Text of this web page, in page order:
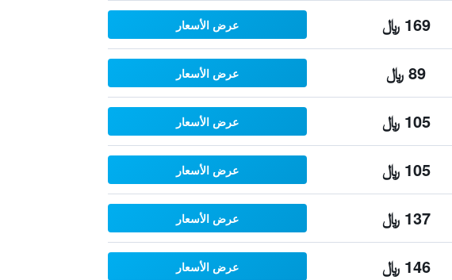
169 ﷼ عرض الأسعار
89 ﷼ عرض الأسعار
105 ﷼ عرض الأسعار
105 ﷼ عرض الأسعار
137 ﷼ عرض الأسعار
146 ﷼ عرض الأسعار